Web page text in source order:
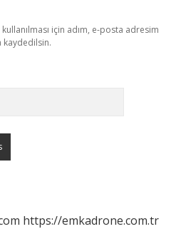
için adım, e-posta adresim
kaydedilsin.
https://emkadrone.com.tr